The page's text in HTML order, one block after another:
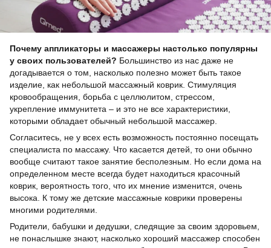
Почему аппликаторы и массажеры настолько популярны
у своих пользователей? Большинство из нас даже не
догадывается о том, насколько полезно может быть такое
изделие, как небольшой массажный коврик. Стимуляция
кровообращения, борьба с целлюлитом, стрессом,
укрепление иммунитета – и это не все характеристики,
которыми обладает обычный небольшой массажер.
Согласитесь, не у всех есть возможность постоянно посещать
специалиста по массажу. Что касается детей, то они обычно
вообще считают такое занятие бесполезным. Но если дома на
определенном месте всегда будет находиться красочный
коврик, вероятность того, что их мнение изменится, очень
высока. К тому же детские массажные коврики проверены
многими родителями.
Родители, бабушки и дедушки, следящие за своим здоровьем,
не понаслышке знают, насколько хороший массажер способен